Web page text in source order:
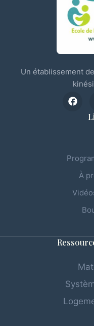
Un établissement
À